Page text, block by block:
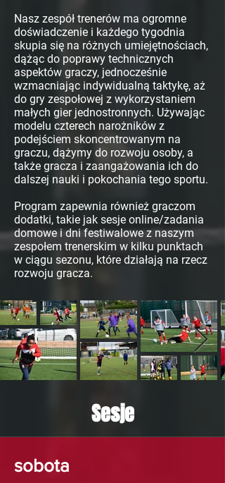
Nasz zespół trenerów ma ogromne
doświadczenie i każdego tygodnia
skupia się na różnych umiejętnościach,
dążąc do poprawy technicznych
aspektów graczy, jednocześnie
wzmacniając indywidualną taktykę, aż
do gry zespołowej z wykorzystaniem
małych gier jednostronnych. Używając
modelu czterech narożników z
podejściem skoncentrowanym na
graczu, dążymy do rozwoju osoby, a
także gracza i zaangażowania ich do
dalszej nauki i pokochania tego sportu.
Program zapewnia również graczom
dodatki, takie jak sesje online/zadania
domowe i dni festiwalowe z naszym
zespołem trenerskim w kilku punktach
w ciągu sezonu, które działają na rzecz
rozwoju gracza.
Sesje
sobota